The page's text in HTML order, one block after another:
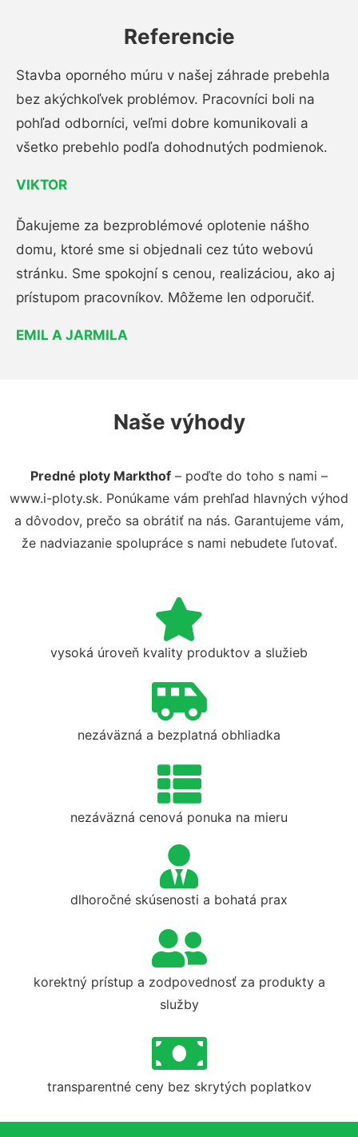
Referencie
Stavba oporného múru v našej záhrade prebehla
bez akýchkoľvek problémov. Pracovníci boli na
pohľad odborníci, veľmi dobre komunikovali a
všetko prebehlo podľa dohodnutých podmienok.
VIKTOR
Ďakujeme za bezproblémové oplotenie nášho
domu, ktoré sme si objednali cez túto webovú
stránku. Sme spokojní s cenou, realizáciou, ako aj
prístupom pracovníkov. Môžeme len odporučiť.
EMIL A JARMILA
Naše výhody
Predné ploty Markthof – poďte do toho s nami –
www.i-ploty.sk. Ponúkame vám prehľad hlavných výhod
a dôvodov, prečo sa obrátiť na nás. Garantujeme vám,
že nadviazanie spolupráce s nami nebudete ľutovať.
vysoká úroveň kvality produktov a služieb
nezáväzná a bezplatná obhliadka
nezáväzná cenová ponuka na mieru
dlhoročné skúsenosti a bohatá prax
korektný prístup a zodpovednosť za produkty a
služby
transparentné ceny bez skrytých poplatkov